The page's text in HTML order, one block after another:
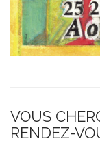
VOUS
RENDEZ-